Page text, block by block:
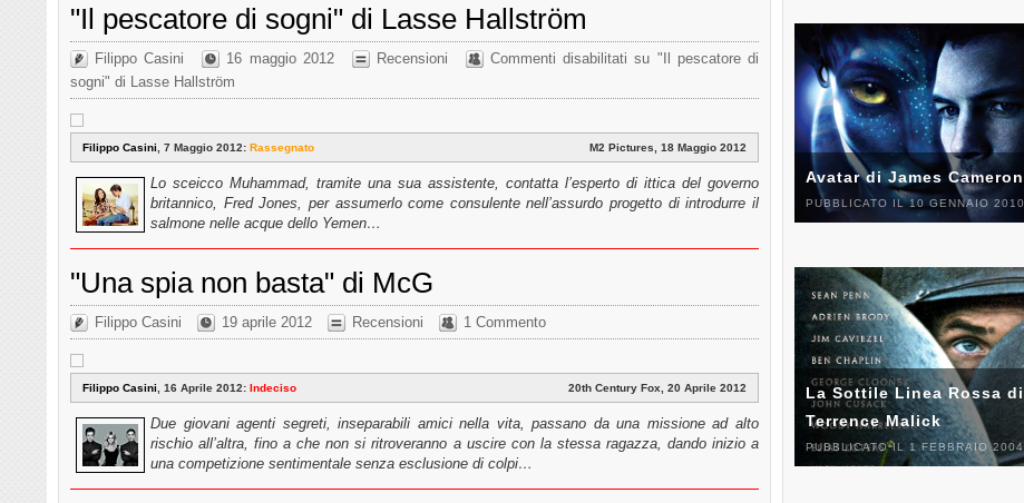
"Il pescatore di sogni" di Lasse Hallström
Filippo Casini 16 maggio 2012 Recensioni Commenti disabilitati su "Il pescatore di
sogni" di Lasse Hallström
Filippo Casini , 7 Maggio 2012: Rassegnato M2 Pictures, 18 Maggio 2012
Lo sceicco Muhammad, tramite una sua assistente, contatta l’esperto di ittica del governo
britannico, Fred Jones, per assumerlo come consulente nell’assurdo progetto di introdurre il
salmone nelle acque dello Yemen…
"Una spia non basta" di McG
Filippo Casini 19 aprile 2012 Recensioni 1 Commento
Filippo Casini , 16 Aprile 2012: Indeciso 20th Century Fox, 20 Aprile 2012
Due giovani agenti segreti, inseparabili amici nella vita, passano da una missione ad alto
rischio all’altra, fino a che non si ritroveranno a uscire con la stessa ragazza, dando inizio a
una competizione sentimentale senza esclusione di colpi…
Avatar di James Cameron
PUBBLICATO IL 10 GENNAIO 2010
La Sottile Linea Rossa di
Terrence Malick
PUBBLICATO IL 1 FEBBRAIO 2004